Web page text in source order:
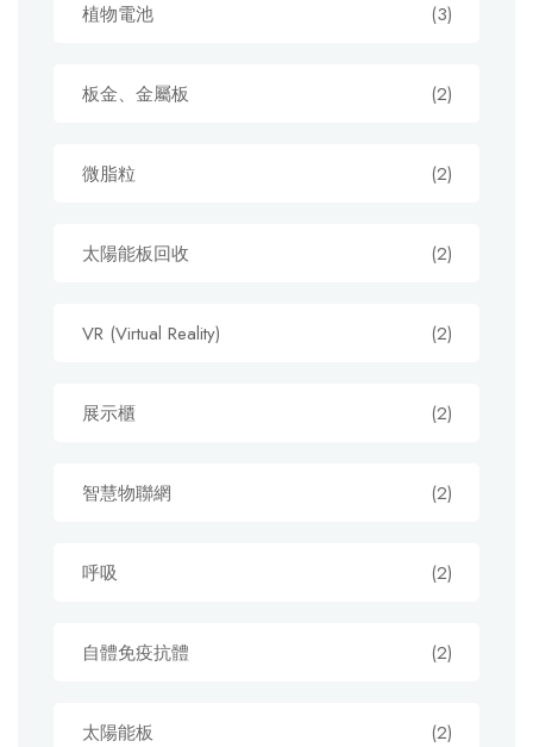
植物電池 (3)
板金、金屬板 (2)
微脂粒 (2)
太陽能板回收 (2)
VR (Virtual Reality) (2)
展示櫃 (2)
智慧物聯網 (2)
呼吸 (2)
自體免疫抗體 (2)
太陽能板 (2)